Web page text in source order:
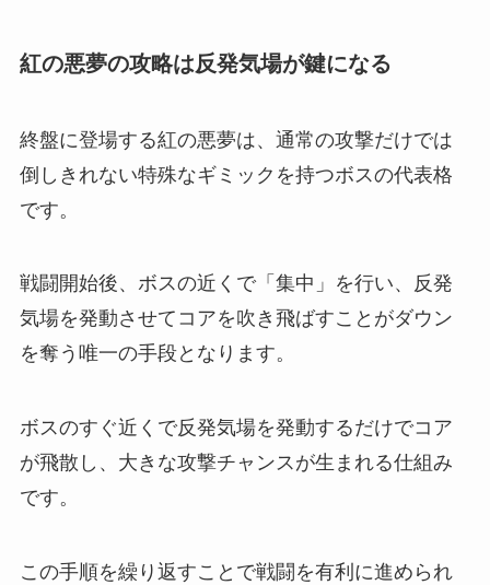
紅の悪夢の攻略は反発気場が鍵になる
終盤に登場する紅の悪夢は、通常の攻撃だけでは
倒しきれない特殊なギミックを持つボスの代表格
です。
戦闘開始後、ボスの近くで「集中」を行い、反発
気場を発動させてコアを吹き飛ばすことがダウン
を奪う唯一の手段となります。
ボスのすぐ近くで反発気場を発動するだけでコア
が飛散し、大きな攻撃チャンスが生まれる仕組み
です。
この手順を繰り返すことで戦闘を有利に進められ